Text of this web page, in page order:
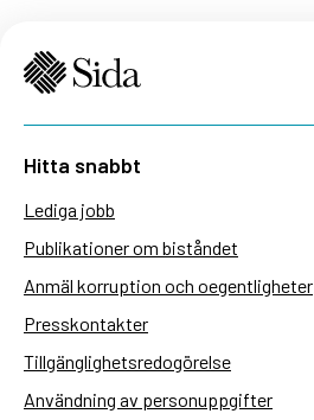
Hitta snabbt
Lediga jobb
Publikationer om biståndet
Anmäl korruption och oegentligheter
Presskontakter
Tillgänglighetsredogörelse
Användning av personuppgifter